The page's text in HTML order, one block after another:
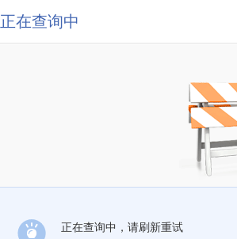
正在查询中
正在查询中，请刷新重试